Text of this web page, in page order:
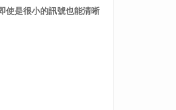
使是很小的訊號也能清晰